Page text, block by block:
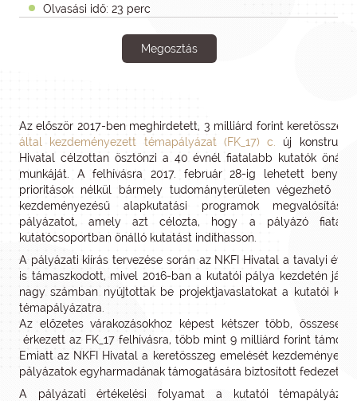
Olvasási idő: 23 perc
Megosztás
Az először 2017-ben meghirdetett, 3 milliárd forint
által kezdeményezett témapályázat (FK_17) c.
új
Hivatal célzottan ösztönzi a 40 évnél fiatalabb kutatók önálló
munkáját. A felhívásra 2017. február 28-ig lehetett
prioritások nélkül bármely tudományterületen végezhető
kezdeményezésű alapkutatási programok
pályázatot, amely azt célozta, hogy a pályázó fiatal
kutatócsoportban önálló kutatást indíthasson.
A pályázati kiírás tervezése során az NKFI Hivatal a tavalyi év
is támaszkodott, mivel 2016-ban a kutatói pálya kezdetén járó
nagy számban nyújtottak be projektjavaslatokat a kutatói
témapályázatra.
Az előzetes várakozásokhoz képest kétszer több, összesen
érkezett az FK_17 felhívásra, több mint 9 milliárd forint
Emiatt az NKFI Hivatal a keretösszeg emelését
pályázatok egyharmadának támogatására biztosított fedezetet.
A pályázati értékelési folyamat a kutatói